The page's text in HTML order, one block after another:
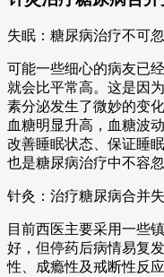
失眠：糖尿病治疗不可
可能一些细心的病友已
就会比平常高。这是因
素分泌发生了微妙的变
血糖明显升高，血糖波
改善睡眠状态、保证睡
也是糖尿病治疗中不容
针灸：治疗糖尿病合并
目前西医主要采用一些
好，但停药后病情易复
性、成瘾性及戒断性反